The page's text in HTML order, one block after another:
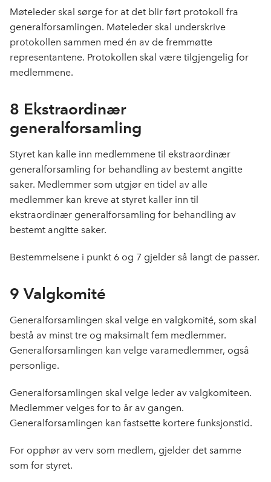
Møteleder skal sørge for at det blir ført protokoll fra
generalforsamlingen. Møteleder skal underskrive
protokollen sammen med én av de fremmøtte
representantene. Protokollen skal være tilgjengelig for
medlemmene.
8 Ekstraordinær
generalforsamling
Styret kan kalle inn medlemmene til ekstraordinær
generalforsamling for behandling av bestemt angitte
saker. Medlemmer som utgjør en tidel av alle
medlemmer kan kreve at styret kaller inn til
ekstraordinær generalforsamling for behandling av
bestemt angitte saker.
Bestemmelsene i punkt 6 og 7 gjelder så langt de passer.
9 Valgkomité
Generalforsamlingen skal velge en valgkomité, som skal
bestå av minst tre og maksimalt fem medlemmer.
Generalforsamlingen kan velge varamedlemmer, også
personlige.
Generalforsamlingen skal velge leder av valgkomiteen.
Medlemmer velges for to år av gangen.
Generalforsamlingen kan fastsette kortere funksjonstid.
For opphør av verv som medlem, gjelder det samme
som for styret.